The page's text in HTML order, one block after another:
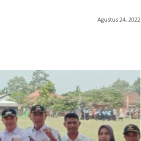
Agustus 24, 2022